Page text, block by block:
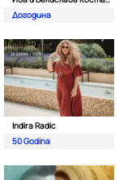
Догодина
Indira Radic
50 Godina